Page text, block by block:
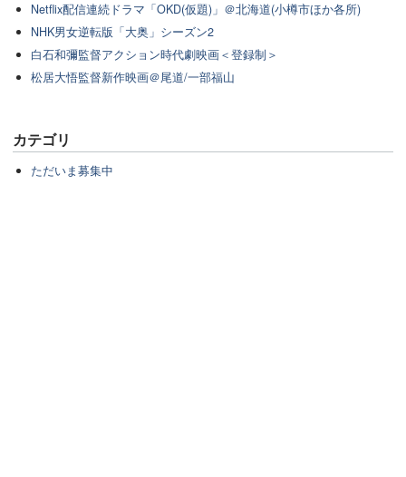
Netflix配信連続ドラマ「OKD(仮題)」＠北海道(小樽市ほか各所)
NHK男女逆転版「大奥」シーズン2
白石和彌監督アクション時代劇映画＜登録制＞
松居大悟監督新作映画＠尾道/一部福山
カテゴリ
ただいま募集中